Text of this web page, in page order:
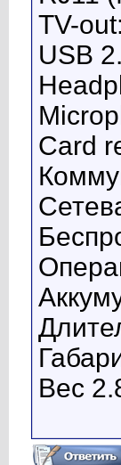
TV-
USB
Card
Вес